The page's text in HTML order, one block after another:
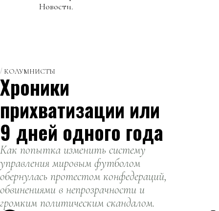
Новости.
КОЛУМНИСТЫ
Хроники
прихватизации или
9 дней одного года
Как попытка изменить систему
управления мировым футболом
обернулась протестом конфедераций,
обвинениями в непрозрачности и
громким политическим скандалом.